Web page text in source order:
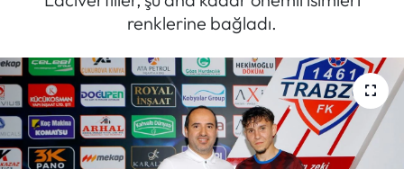
renklerine bağladı.
Röportaj
Manşet